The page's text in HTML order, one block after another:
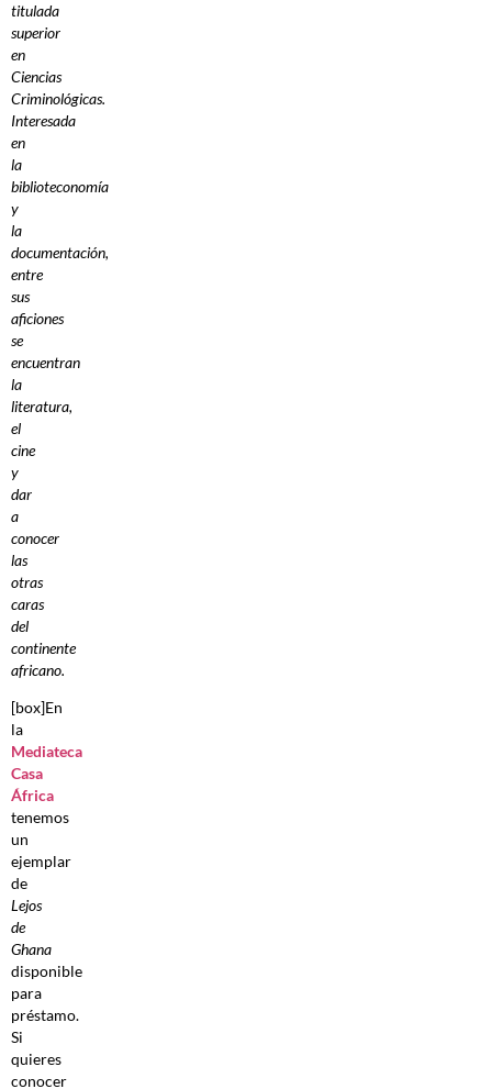
titulada
superior
en
Ciencias
Criminológicas.
Interesada
en
la
biblioteconomía
y
la
documentación,
entre
sus
aficiones
se
encuentran
la
literatura,
el
cine
y
dar
a
conocer
las
otras
caras
del
continente
africano.
[box]En
la
Mediateca
Casa
África
tenemos
un
ejemplar
de
Lejos
de
Ghana
disponible
para
préstamo.
Si
quieres
conocer